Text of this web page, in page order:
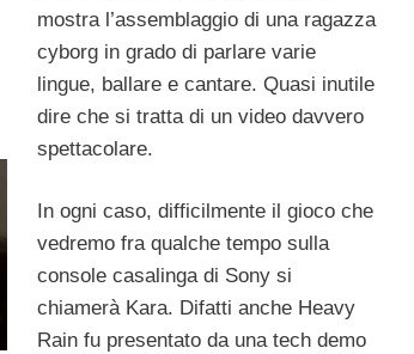
mostra l’assemblaggio di una ragazza
cyborg in grado di parlare varie
lingue, ballare e cantare. Quasi inutile
dire che si tratta di un video davvero
spettacolare.
In ogni caso, difficilmente il gioco che
vedremo fra qualche tempo sulla
console casalinga di Sony si
chiamerà Kara. Difatti anche Heavy
Rain fu presentato da una tech demo